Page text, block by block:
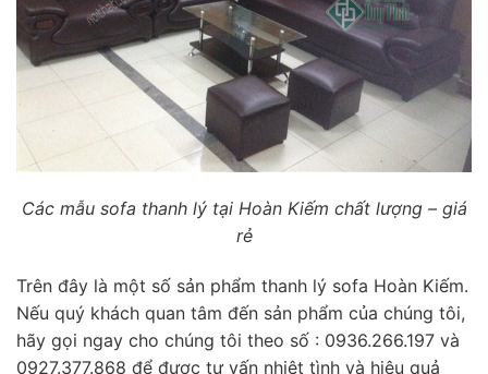
Các mẫu sofa thanh lý tại Hoàn Kiếm chất lượng – giá
rẻ
Trên đây là một số sản phẩm thanh lý sofa Hoàn Kiếm.
Nếu quý khách quan tâm đến sản phẩm của chúng tôi,
hãy gọi ngay cho chúng tôi theo số : 0936.266.197 và
0927.377.868 để được tư vấn nhiệt tình và hiệu quả